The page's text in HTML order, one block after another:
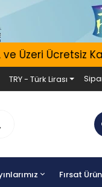
Üzeri Ücretsiz
TRY - Türk Lirası
Fırsat